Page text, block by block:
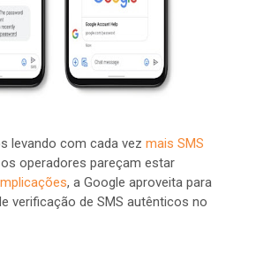
levando com cada vez mais SMS
operadores pareçam estar
, a Google aproveita para
verificação de SMS autênticos no